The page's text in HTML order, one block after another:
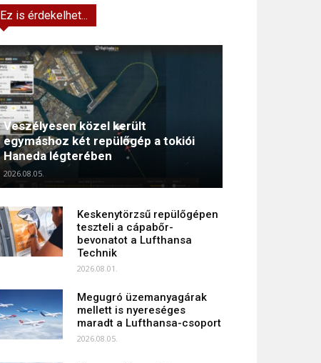
Ez is érdekelhet...
Veszélyesen közel került
egymáshoz két repülőgép a tokiói
Haneda légterében
2026.08.05.
Keskenytörzsű repülőgépen
teszteli a cápabőr-
bevonatot a Lufthansa
Technik
2026.08.01.
Megugró üzemanyagárak
mellett is nyereséges
maradt a Lufthansa-csoport
2026.08.05.